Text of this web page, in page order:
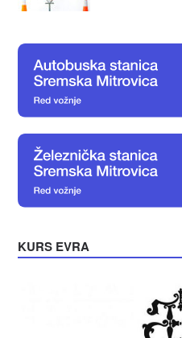
KURS EVRA